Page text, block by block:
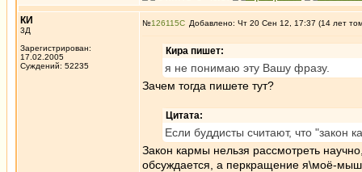
КИ
3Д
Зарегистрирован:
17.02.2005
Суждений: 52235
№126115 Добавлено: Чт 20 Сен 12, 17:37 (14 лет
Кира пишет:
я не понимаю эту Вашу фразу.
Зачем тогда пишете тут?
Цитата:
Если буддисты считают, что "закон
Закон кармы нельзя рассмотреть
обсуждается, а перкращение я\моё-